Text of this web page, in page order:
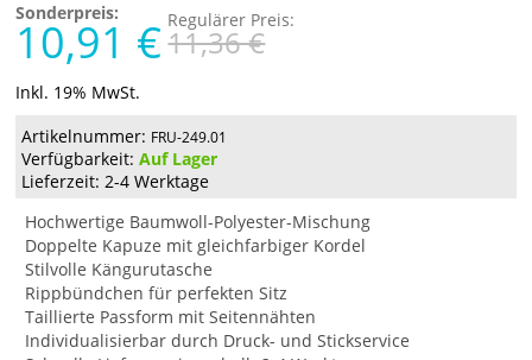
Sonderpreis:
10,91 € Regulärer Preis:
11,36 €
Inkl. 19% MwSt.
Artikelnummer: FRU-249.01
Verfügbarkeit:Auf Lager
Lieferzeit: 2-4 Werktage
Hochwertige Baumwoll-Polyester-Mischung
Doppelte Kapuze mit gleichfarbiger Kordel
Stilvolle Kängurutasche
Rippbündchen für perfekten Sitz
Taillierte Passform mit Seitennähten
Individualisierbar durch Druck- und Stickservice